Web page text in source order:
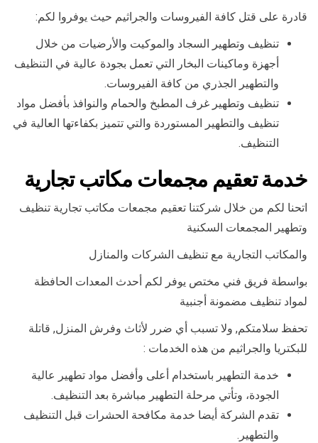
قادرة على قتل كافة الفيروسات والجراثيم حيث يوفروا لكم:
تنظيف وتطهير السجاد والموكيت والأرضيات من خلال
أجهزة وماكينات البخار التي تعمل بجودة عالية في التنظيف
والتطهير الجذري من كافة الفيروسات.
تنظيف وتطهير غرف المطبخ والحمام والنوافذ بأفضل مواد
تنظيف والتطهير المستوردة والتي تتميز بكفاءتها العالية في
التنظيف.
خدمة تعقيم مجمعات مكاتب تجارية
اتحنا لكم من خلال شركتنا تعقيم مجمعات مكاتب تجارية تنظيف
وتطهير المجمعات السكنية
والمكاتب التجارية مع تنظيف الشركات والمنازل
بواسطة فريق فني مختص يوفر لكم أحدث المعدات الحافظة
لمواد تنظيف مضمونة أجنبية
تحفظ سلامتكم, ولا تسبب أي ضرر لأثاث وفرش المنزل, قاتلة
للبكتريا والجراثيم من هذه الخدمات :
خدمة التطهير باستخدام أعلى وأفضل مواد تطهير عالية
الجودة، وتأتي مرحلة التطهير مباشرة بعد التنظيف.
تقدم الشركة أيضا خدمة مكافحة الحشرات قبل التنظيف
والتطهير.